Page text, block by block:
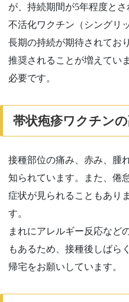
が、持続期間が5年程度とさ
不活化ワクチン（シングリ
長期の持続が期待されており
推奨されることが増えてい
必要です。
帯状疱疹ワクチン
接種部位の痛み、赤み、腫
知られています。また、倦
症状が見られることもあり
す。
まれにアレルギー反応など
もあるため、接種後しばら
帰宅をお願いしています。